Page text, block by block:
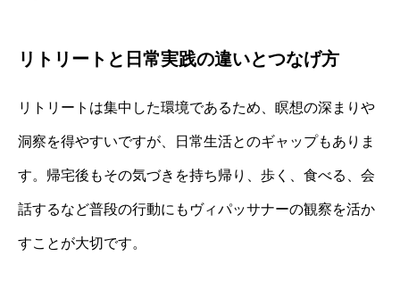
リトリートと日常実践の違いとつなげ方
リトリートは集中した環境であるため、瞑想の深まりや
洞察を得やすいですが、日常生活とのギャップもありま
す。帰宅後もその気づきを持ち帰り、歩く、食べる、会
話するなど普段の行動にもヴィパッサナーの観察を活か
すことが大切です。